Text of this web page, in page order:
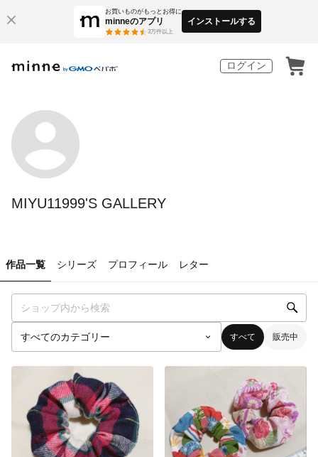
お買いものがもっとお得に
minneのアプリ
3万件以上
インストールする
ログイン
MIYU11999'S GALLERY
作品一覧 シリーズ プロフィール レター
すべて 販売中